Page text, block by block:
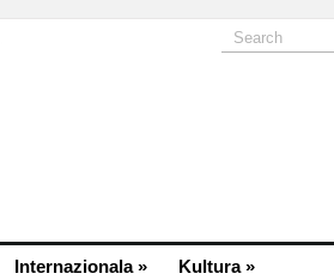
Internazionala» Kultura»